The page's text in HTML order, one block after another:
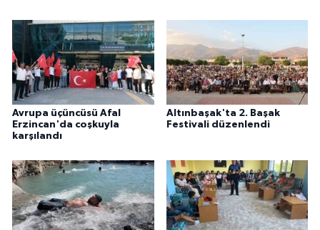
Avrupa üçüncüsü Afal
Erzincan'da coşkuyla
karşılandı
Altınbaşak'ta 2. Başak
Festivali düzenlendi